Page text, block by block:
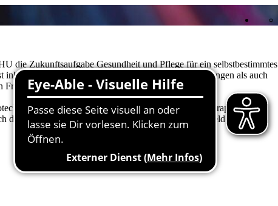
die Zukunftsaufgabe Gesundheit und Pflege für ein selbstbestimmtes
inhaltlich sowohl alle Arten von technischen Anwendungen als auch
im Gesundheitsbereich.
und Biomechatronik auch Diagnostik, Therapiesysteme
die evidenzbasierte Physiotherapie Themen im Profilfeld Technik in